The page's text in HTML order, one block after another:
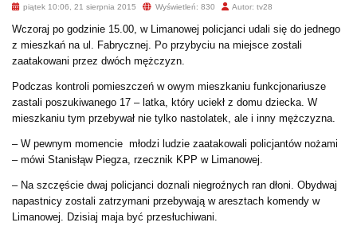
piątek 10:06, 21 sierpnia 2015 Wyświetleń: 830 Autor: tv28
Wczoraj po godzinie 15.00, w Limanowej policjanci udali się do jednego
z mieszkań na ul. Fabrycznej. Po przybyciu na miejsce zostali
zaatakowani przez dwóch mężczyzn.
Podczas kontroli pomieszczeń w owym mieszkaniu funkcjonariusze
zastali poszukiwanego 17 – latka, który uciekł z domu dziecka. W
mieszkaniu tym przebywał nie tylko nastolatek, ale i inny mężczyzna.
– W pewnym momencie młodzi ludzie zaatakowali policjantów nożami
– mówi Stanisłąw Piegza, rzecznik KPP w Limanowej.
– Na szczęście dwaj policjanci doznali niegroźnych ran dłoni. Obydwaj
napastnicy zostali zatrzymani przebywają w aresztach komendy w
Limanowej. Dzisiaj maja być przesłuchiwani.